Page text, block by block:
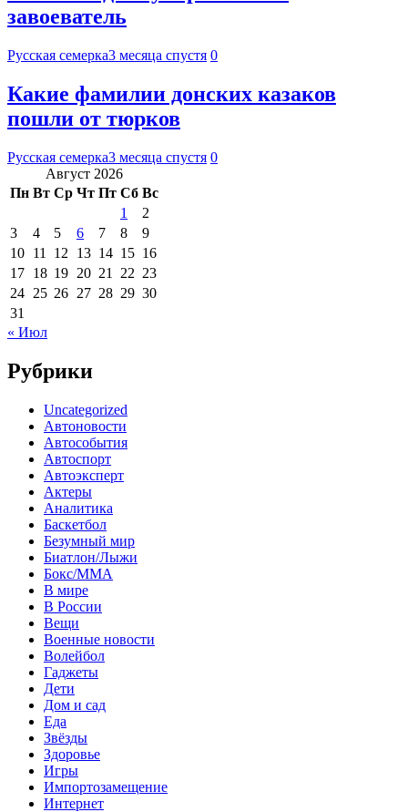
завоеватель
Русская семерка3 месяца спустя 0
Какие фамилии донских казаков
пошли от тюрков
Русская семерка3 месяца спустя 0
Август 2026
Пн Вт Ср Чт Пт Сб Вс
1
2
3
4 5 6 7 8
9
10 11 12 13 14 15 16
17 18 19 20 21 22 23
24 25 26 27 28 29 30
31
« Июл
Рубрики
Uncategorized
Автоновости
Автособытия
Автоспорт
Автоэксперт
Актеры
Аналитика
Баскетбол
Безумный мир
Биатлон/Лыжи
Бокс/MMA
В мире
В России
Вещи
Военные новости
Волейбол
Гаджеты
Дети
Дом и сад
Еда
Звёзды
Здоровье
Игры
Импортозамещение
Интернет